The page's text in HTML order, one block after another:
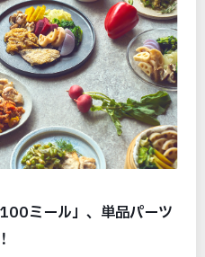
ミール」、単品パーツ